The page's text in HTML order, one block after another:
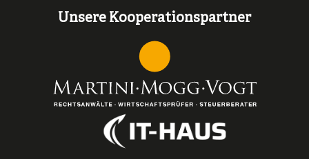
Unsere Kooperationspartner